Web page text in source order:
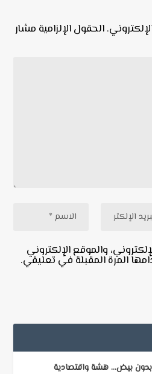
الحقول الإلزامية مشار
والموقع الإلكتروني
المرة المقبلة في تعليقي.
بيض… هشة واقتصادية